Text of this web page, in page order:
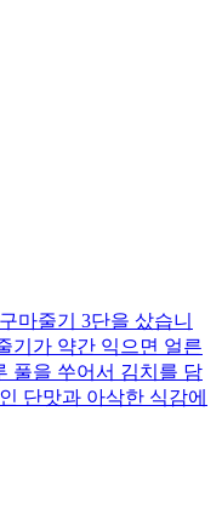
마줄기 3단을 샀습니
기가 약간 익으면 얼른
풀을 쑤어서 김치를 담
단맛과 아삭한 식감에